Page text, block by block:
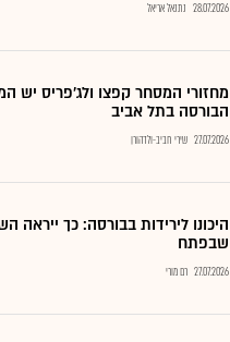
28.07.2026 נתנאל אריאל
מחזורי המסחר קפצו ולג'פריס יש
הבורסה בתל אביב
27.07.2026 שירי חביב-ולדהורן
היכונו לירידות בבורסה: כך ייראה
שבפתח
27.07.2026 רם מורי